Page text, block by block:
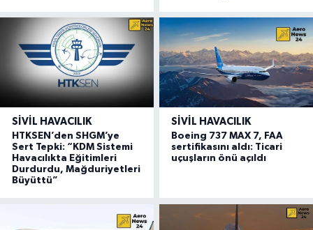
SIVIL HAVACILIK
HTKSEN’den SHGM’ye
Sert Tepki: “KDM Sistemi
Havacılıkta Eğitimleri
Durdurdu, Mağduriyetleri
Büyüttü”
SIVIL HAVACILIK
Boeing 737 MAX 7, FAA
sertifikasını aldı: Ticari
uçuşların önü açıldı